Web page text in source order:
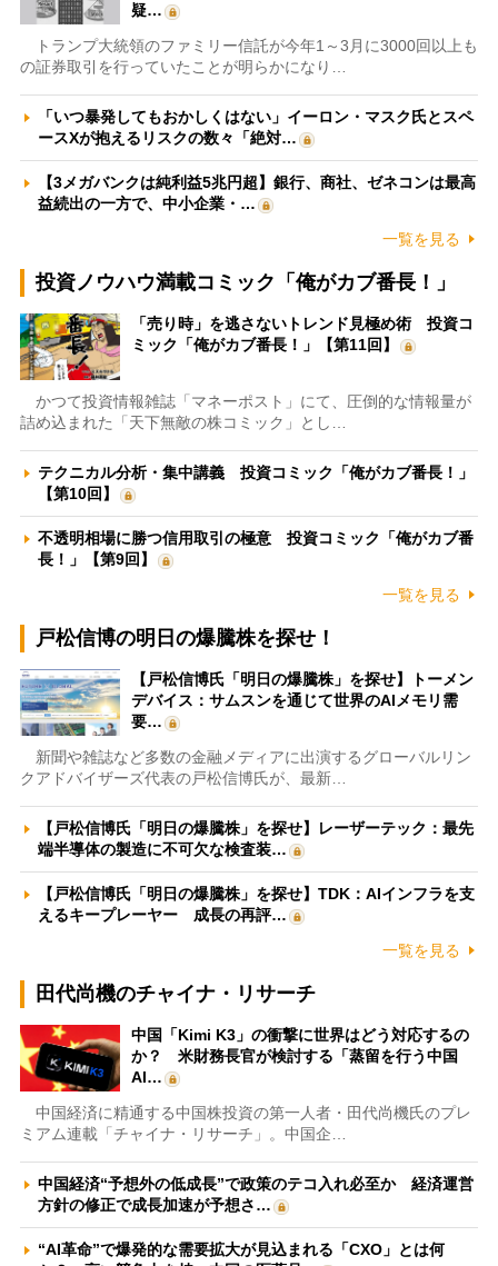
疑…
トランプ大統領のファミリー信託が今年1～3月に3000回以上も
の証券取引を行っていたことが明らかになり…
「いつ暴発してもおかしくはない」イーロン・マスク氏とスペ
ースXが抱えるリスクの数々「絶対…
【3メガバンクは純利益5兆円超】銀行、商社、ゼネコンは最高
益続出の一方で、中小企業・…
一覧を見る
投資ノウハウ満載コミック「俺がカブ番長！」
「売り時」を逃さないトレンド見極め術 投資コ
ミック「俺がカブ番長！」【第11回】
かつて投資情報雑誌「マネーポスト」にて、圧倒的な情報量が
詰め込まれた「天下無敵の株コミック」とし…
テクニカル分析・集中講義 投資コミック「俺がカブ番長！」
【第10回】
不透明相場に勝つ信用取引の極意 投資コミック「俺がカブ番
長！」【第9回】
一覧を見る
戸松信博の明日の爆騰株を探せ！
【戸松信博氏「明日の爆騰株」を探せ】トーメン
デバイス：サムスンを通じて世界のAIメモリ需
要…
新聞や雑誌など多数の金融メディアに出演するグローバルリン
クアドバイザーズ代表の戸松信博氏が、最新…
【戸松信博氏「明日の爆騰株」を探せ】レーザーテック：最先
端半導体の製造に不可欠な検査装…
【戸松信博氏「明日の爆騰株」を探せ】TDK：AIインフラを支
えるキープレーヤー 成長の再評…
一覧を見る
田代尚機のチャイナ・リサーチ
中国「Kimi K3」の衝撃に世界はどう対応するの
か？ 米財務長官が検討する「蒸留を行う中国
AI…
中国経済に精通する中国株投資の第一人者・田代尚機氏のプレ
ミアム連載「チャイナ・リサーチ」。中国企…
中国経済“予想外の低成長”で政策のテコ入れ必至か 経済運営
方針の修正で成長加速が予想さ…
“AI革命”で爆発的な需要拡大が見込まれる「CXO」とは何